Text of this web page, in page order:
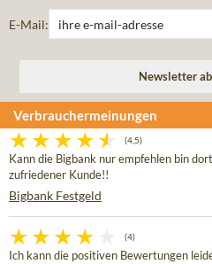
E-Mail:
Verbrauchermeinungen
(4,5)
Kann die Bigbank nur empfehlen bin
zufriedener Kunde!!
Bigbank Festgeld
(4)
Ich kann die positiven Bewertungen